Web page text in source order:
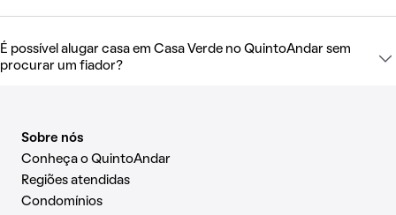
É possível alugar casa em Casa Verde no QuintoAndar sem
procurar um fiador?
Sobre nós
Conheça o QuintoAndar
Regiões atendidas
Condomínios